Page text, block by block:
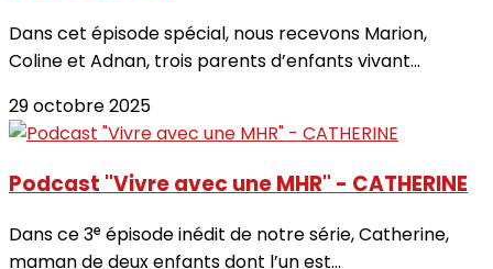
Dans cet épisode spécial, nous recevons Marion,
Coline et Adnan, trois parents d’enfants vivant...
29 octobre 2025
Podcast "Vivre avec une MHR" - CATHERINE
Dans ce 3ᵉ épisode inédit de notre série, Catherine,
maman de deux enfants dont l’un est...